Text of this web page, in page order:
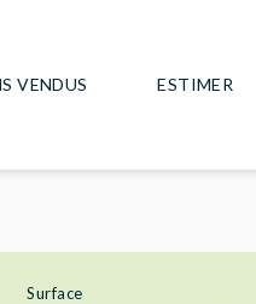
VENDUS ESTIMER
Surface